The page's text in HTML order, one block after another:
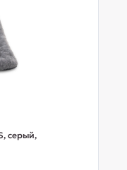
серый,